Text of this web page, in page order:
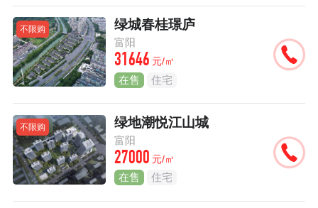
不限购 绿城春桂璟庐
富阳
31646 元/㎡
在售 住宅
不限购 绿地潮悦江山城
富阳
27000 元/㎡
在售 住宅